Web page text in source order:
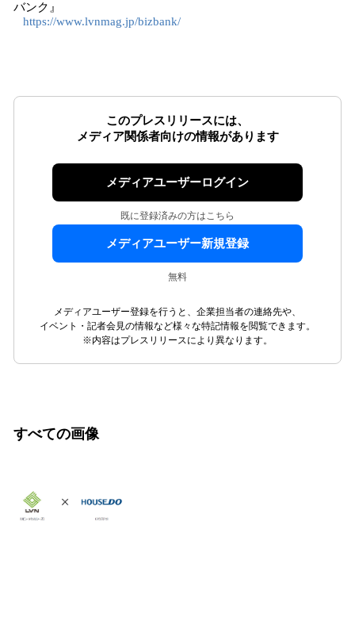
バンク』
https://www.lvnmag.jp/bizbank/
このプレスリリースには、
メディア関係者向けの情報があります
メディアユーザーログイン
既に登録済みの方はこちら
メディアユーザー新規登録
無料
メディアユーザー登録を行うと、企業担当者の連絡先や、
イベント・記者会見の情報など様々な特記情報を閲覧できます。
※内容はプレスリリースにより異なります。
すべての画像